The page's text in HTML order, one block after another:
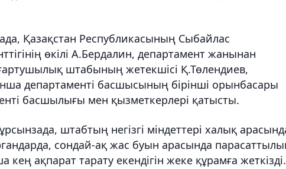
Қазақстан Республикасының Сыбайлас
өкілі А.Бердалин, департамент жанынан
штабының жетекшісі Қ.Төлендиев,
департаменті басшысының бірінші орынбасары
басшылығы мен қызметкерлері қатысты.
штабтың негізгі міндеттері халық
сондай-ақ жас буын арасында
ақпарат тарату екендігін жеке құрамға жеткізді.